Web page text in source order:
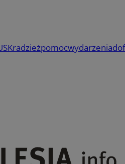
Kradzieżpomocwydarzenia